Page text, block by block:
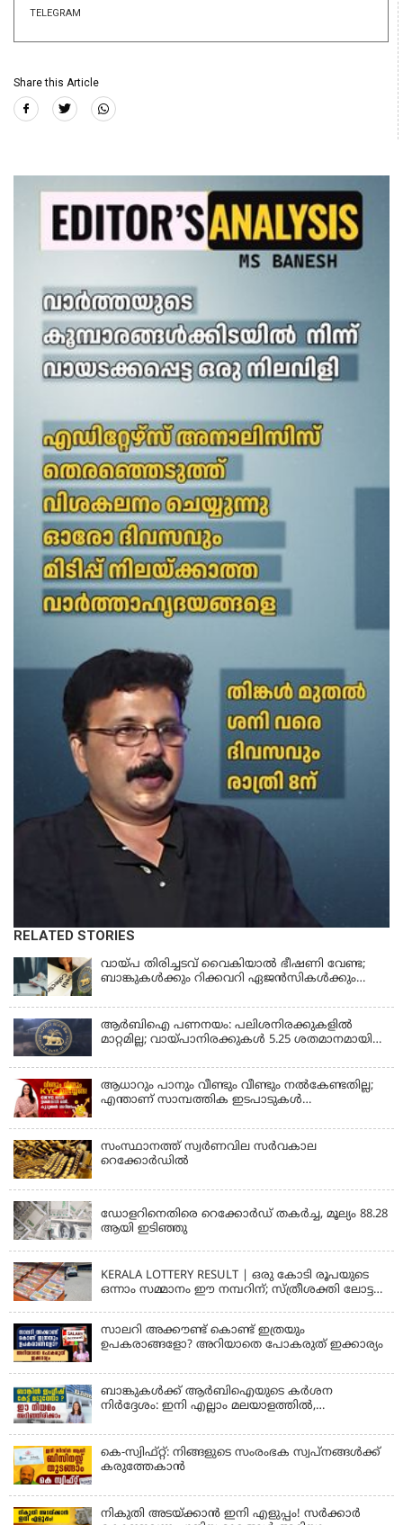
TELEGRAM
Share this Article
RELATED STORIES
വായ്പ തിരിച്ചടവ് വൈകിയാൽ ഭീഷണി വേണ്ട;
ബാങ്കുകൾക്കും റിക്കവറി ഏജൻസികൾക്കും
ഇഎംഐ മുടങ്ങിയാല്‍ സ്മാര്‍ട്ട് ഫോണ്‍ ലോക്ക്
ആകുമോ? ആര്‍ബിഐയുടെ പുതിയ
നിര്‍ദേശങ്ങള്‍
ആർബിഐ പണനയം: പലിശനിരക്കുകളിൽ
മാറ്റമില്ല; വായ്പാനിരക്കുകൾ 5.25 ശതമാനമായി
ആധാറും പാനും വീണ്ടും വീണ്ടും നൽകേണ്ടതില്ല;
എന്താണ് സാമ്പത്തിക ഇടപാടുകൾ
സംസ്ഥാനത്ത് സ്വര്‍ണവില സര്‍വകാല
റെക്കോര്‍ഡില്‍
ഡോളറിനെതിരെ റെക്കോർഡ് തകർച്ച, മൂല്യം 88.28
ആയി ഇടിഞ്ഞു
KERALA LOTTERY RESULT | ഒരു കോടി രൂപയുടെ
ഒന്നാം സമ്മാനം ഈ നമ്പറിന്; സ്ത്രീശക്തി ലോട്ടറി
സാലറി അക്കൗണ്ട് കൊണ്ട് ഇത്രയും
ഉപകരാങ്ങളോ? അറിയാതെ പോകരുത് ഇക്കാര്യം
ബാങ്കുകൾക്ക് ആർബിഐയുടെ കർശന
നിർദ്ദേശം: ഇനി എല്ലാം മലയാളത്തിൽ,
കെ-സ്വിഫ്റ്റ്: നിങ്ങളുടെ സംരംഭക സ്വപ്നങ്ങൾക്ക്
കരുത്തേകാൻ
നികുതി അടയ്ക്കാൻ ഇനി എളുപ്പം! സർക്കാർ